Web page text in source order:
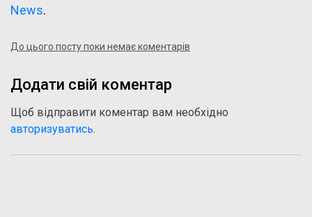
News.
До цього посту поки немає коментарів
Додати свій коментар
Щоб відправити коментар вам необхідно
авторизуватись.